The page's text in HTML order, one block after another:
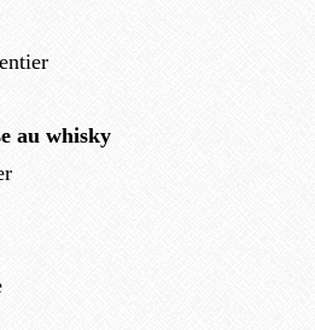
au whisky